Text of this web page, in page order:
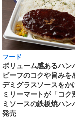
フード
ボリューム感あるハン
ビーフのコクや旨みを
デミグラスソースをか
ミリーマートが「コク
ミソースの鉄板焼ハン
発売